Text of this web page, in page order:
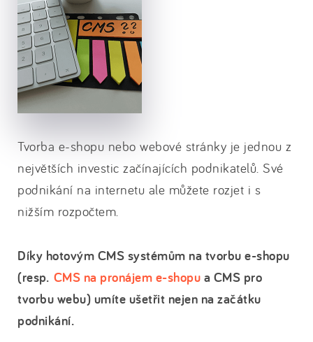
Tvorba e-shopu nebo webové stránky je jednou z
největších investic začínajících podnikatelů. Své
podnikání na internetu ale můžete rozjet i s
nižším rozpočtem.
Díky hotovým CMS systémům na tvorbu e-shopu
(resp. CMS na pronájem e-shopu a CMS pro
tvorbu webu) umíte ušetřit nejen na začátku
podnikání.